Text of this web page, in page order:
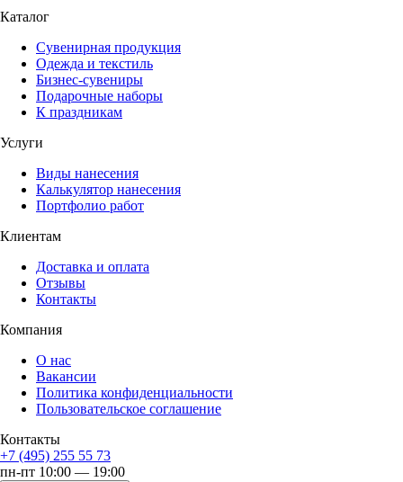
Каталог
Сувенирная продукция
Одежда и текстиль
Бизнес-сувениры
Подарочные наборы
К праздникам
Услуги
Виды нанесения
Калькулятор нанесения
Портфолио работ
Клиентам
Доставка и оплата
Отзывы
Контакты
Компания
О нас
Вакансии
Политика конфиденциальности
Пользовательское соглашение
Контакты
+7 (495) 255 55 73
пн-пт 10:00 — 19:00